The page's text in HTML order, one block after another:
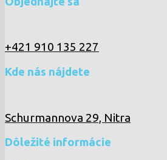
+421 910 135 227
Kde nás nájdete
Schurmannova 29, Nitra
Dôležité informácie